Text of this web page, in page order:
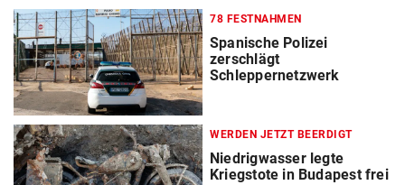
78 FESTNAHMEN
Spanische Polizei
zerschlägt
Schleppernetzwerk
WERDEN JETZT BEERDIGT
Niedrigwasser legte
Kriegstote in Budapest frei